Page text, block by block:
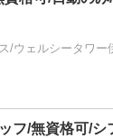
/ウェルシータワー
フ/無資格可/